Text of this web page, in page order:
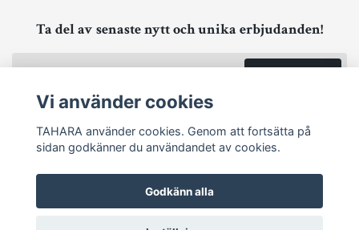
Ta del av senaste nytt och unika erbjudanden!
Vi använder cookies
TAHARA använder cookies. Genom att fortsätta på
sidan godkänner du användandet av cookies.
Godkänn alla